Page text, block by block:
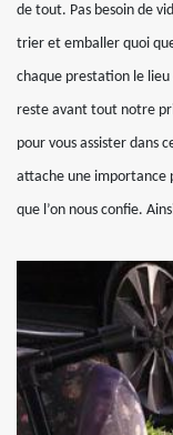
de tout. Pas besoin de
trier et emballer quoi
chaque prestation le
reste avant tout notre
pour vous assister dans
attache une importance
que l’on nous confie.